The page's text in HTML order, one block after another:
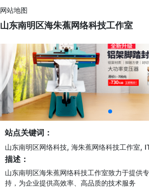
网站地图
山东南明区海朱蕉网络科技工作室
站点关键词：
山东南明区网络科技, 海朱蕉网络科技工作室,
描述：
山东南明区海朱蕉网络科技工作室致力于提供
持，为企业提供高效率、高品质的技术服务